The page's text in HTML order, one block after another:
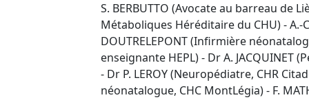
S. BERBUTTO (Avocate au barreau de
Métaboliques Héréditaire du CHU) - A.-
DOUTRELEPONT (Infirmière
enseignante HEPL) - Dr A. JACQUINET
- Dr P. LEROY (Neuropédiatre, CHR
néonatalogue, CHC MontLégia) - F.